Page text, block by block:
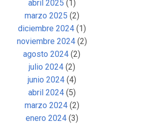
abril 2025 (1)
marzo 2025 (2)
diciembre 2024(1)
noviembre 2024(2)
agosto 2024 (2)
julio 2024(2)
junio 2024(4)
abril 2024(5)
marzo 2024(2)
enero 2024(3)